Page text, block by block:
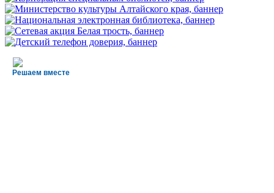
Решаем вместе